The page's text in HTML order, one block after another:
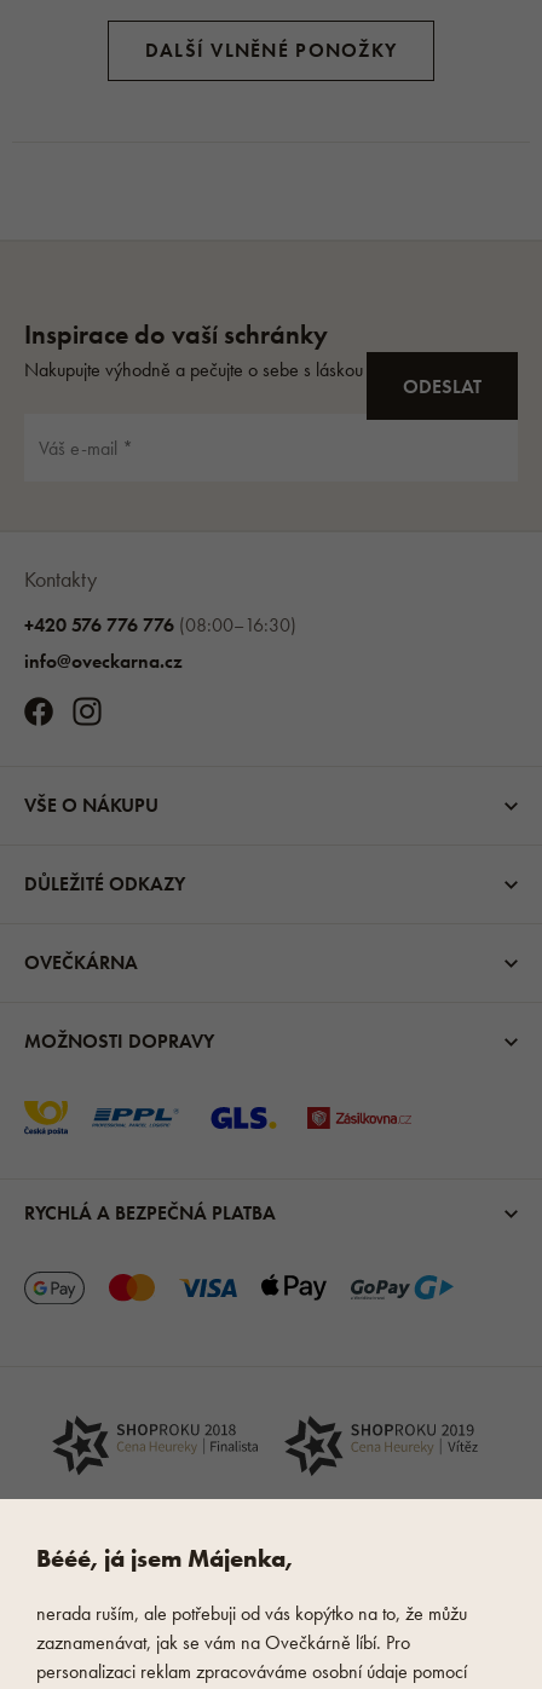
DALŠÍ VLNĚNÉ PONOŽKY
Kontakty
+420 576 776 776 (08:00–16:30)
info@oveckarna.cz
VŠE O NÁKUPU
DŮLEŽITÉ ODKAZY
OVEČKÁRNA
MOŽNOSTI DOPRAVY
RYCHLÁ A BEZPEČNÁ PLATBA
Bééé, já jsem Májenka,
nerada ruším, ale potřebuji od vás kopýtko na to, že můžu
zaznamenávat, jak se vám na Ovečkárně líbí. Pro
personalizaci reklam zpracováváme osobní údaje pomocí